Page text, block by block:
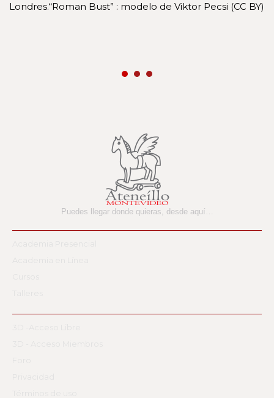
Londres.“Roman Bust” : modelo de Viktor Pecsi (CC BY)
Puedes llegar donde quieras, desde aquí…